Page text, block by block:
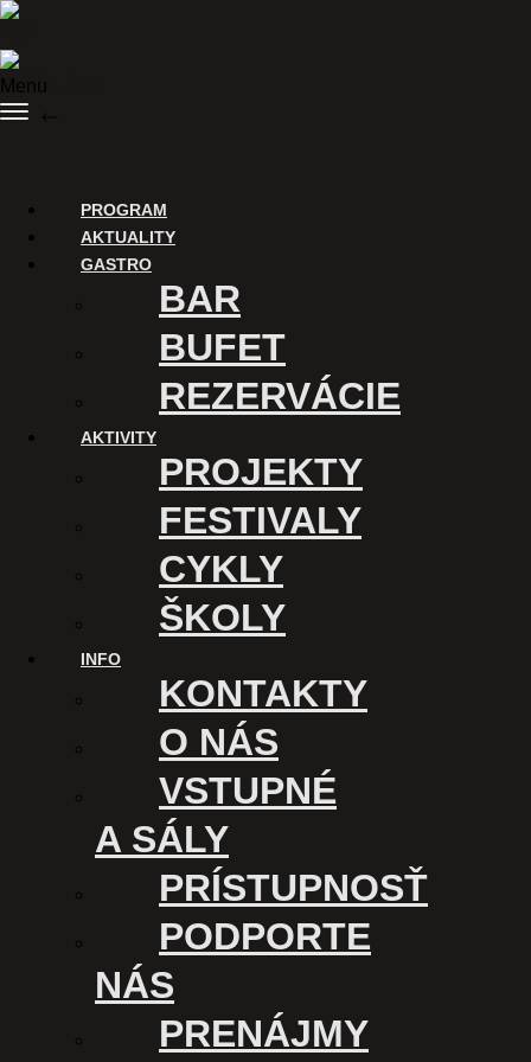
Preskočiť na obsah
Menu
PROGRAM
AKTUALITY
GASTRO
BAR
BUFET
REZERVÁCIE
AKTIVITY
PROJEKTY
FESTIVALY
CYKLY
ŠKOLY
INFO
KONTAKTY
O NÁS
VSTUPNÉ
A SÁLY
PRÍSTUPNOSŤ
PODPORTE
NÁS
PRENÁJMY
Digitalizáciu Kina Úsmev a
uvádzanie filmov v tomto
Kasárenské nám. 1
040 01 Košice